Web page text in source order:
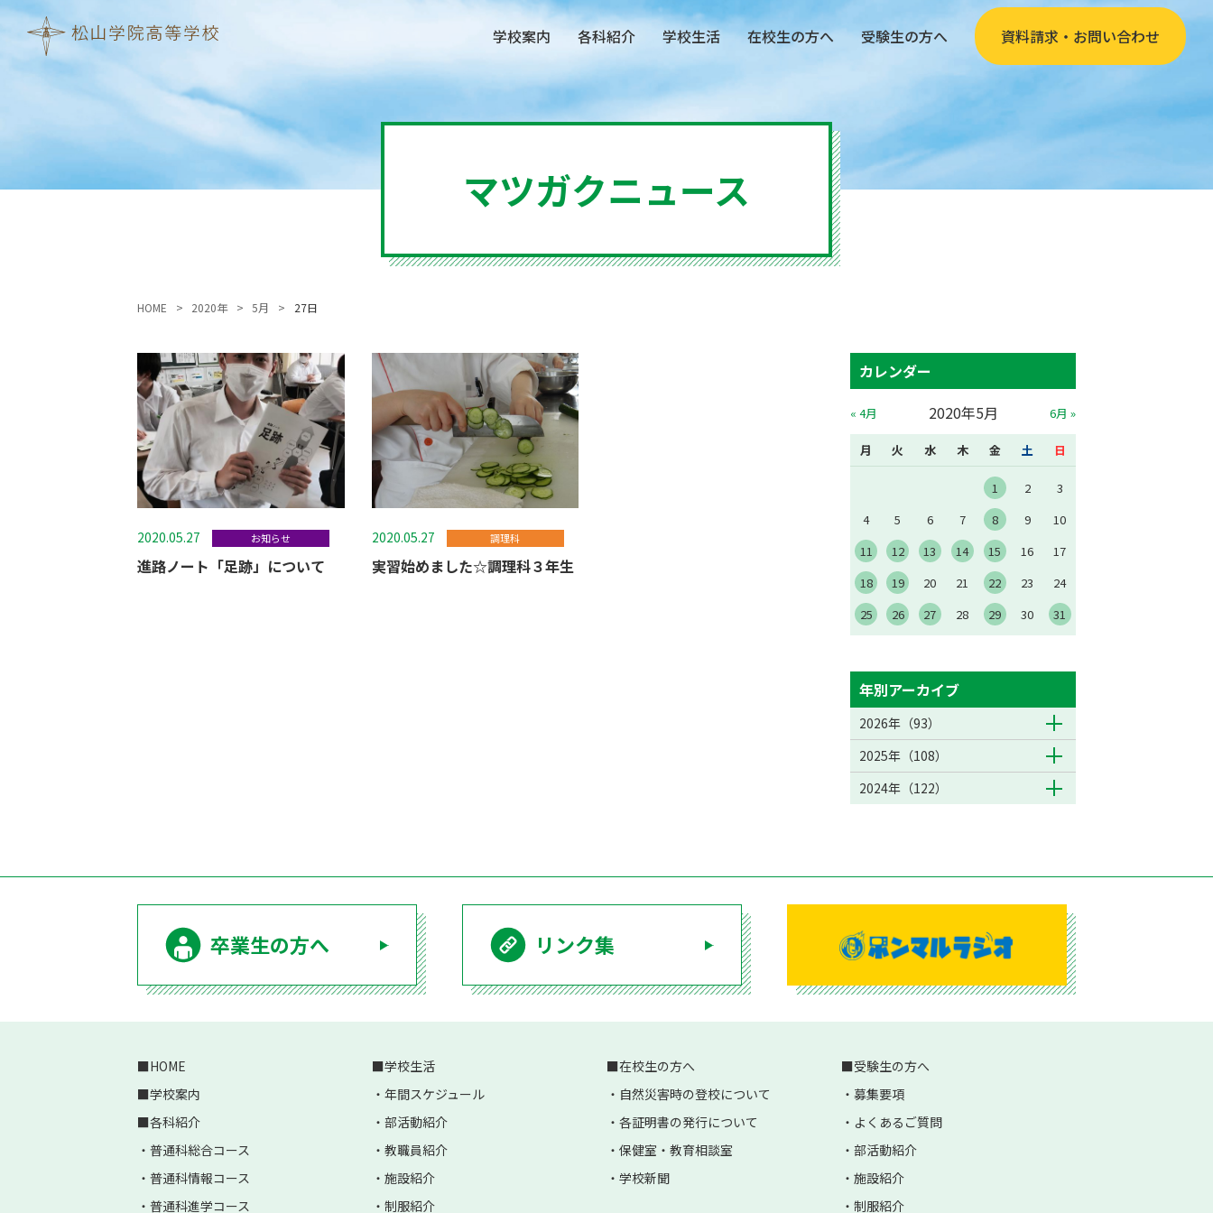
学校案内 各科紹介 学校生活 在校生の方へ 受験生の方へ 資料請求・お問い合わせ
マツガクニュース
HOME 2020年 5月 27日
2020.05.27 お知らせ
進路ノート「足跡」について
2020.05.27 調理科
実習始めました☆調理科３年生
カレンダー
2020年5月
月 火 水 木 金 土 日
1 2
3
4
5 6 7 8 9
10
11
12 13 14 15 16
17
18
19 20 21 22 23
24
25
26 27 28 29 30 31
« 4月 6月 »
年別アーカイブ
2026年（93）
2025年（108）
2024年（122）
卒業生の方へ リンク集
HOME
学校案内
各科紹介
普通科総合コース
普通科情報コース
普通科進学コース
学校生活
年間スケジュール
部活動紹介
教職員紹介
施設紹介
制服紹介
在校生の方へ
自然災害時の登校について
各証明書の発行について
保健室・教育相談室
学校新聞
受験生の方へ
募集要項
よくあるご質問
部活動紹介
施設紹介
制服紹介